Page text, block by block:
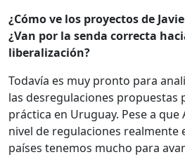
¿Cómo ve los proyectos de
¿Van por la senda correcta
liberalización?
Todavía es muy pronto para
las desregulaciones propuestas
práctica en Uruguay. Pese a
nivel de regulaciones realmente
países tenemos mucho para